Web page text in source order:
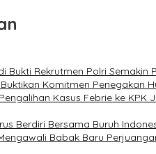
Bukti Rekrutmen Polri Semakin
Komitmen Penegakan
Kasus Febrie ke KPK
Berdiri Bersama Buruh
Babak Baru